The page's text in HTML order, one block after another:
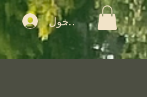
تسجيل الدخول